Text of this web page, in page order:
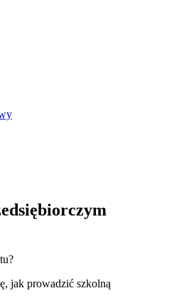
jak prowadzić szkolną